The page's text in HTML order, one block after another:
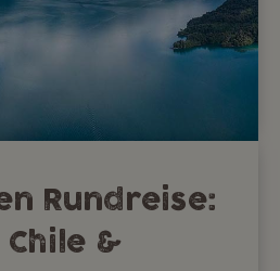
Rundreise:
Chile &